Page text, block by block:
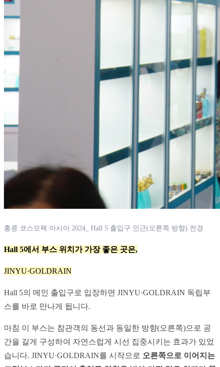
홍콩 코스모팩 아시아 2024_ Hall 5 출입구 인근(오른쪽 방향) 전경
Hall 5에서 부스 위치가 가장 좋은 곳은,
JINYU·GOLDRAIN
Hall 5의 메인 출입구로 입장하면 JINYU·GOLDRAIN 독립부
스를 바로 만나게 됩니다.
마침 이 부스는 참관객의 동선과 동일한 방향(오른쪽)으로 공
간을 길게 구성하여 자연스럽게 시선 집중시키는 효과가 있었
습니다. JINYU·GOLDRAIN를 시작으로 오른쪽으로 이어지는